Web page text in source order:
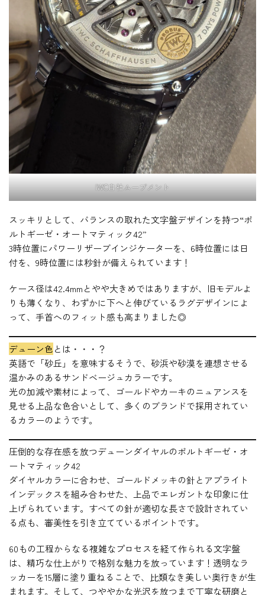
IWC自社ムーブメント
スッキリとして、バランスの取れた文字盤デザインを持つ“ポ
ルトギーゼ・オートマティック42”
3時位置にパワーリザーブインジケーターを、6時位置には日
付を、9時位置には秒針が備えられています！
ケース径は42.4mmとやや大きめではありますが、旧モデルよ
りも薄くなり、わずかに下へと伸びているラグデザインによ
って、手首へのフィット感も高まりました◎
デューン色とは・・・？
英語で「砂丘」を意味するそうで、砂浜や砂漠を連想させる
温かみのあるサンドベージュカラーです。
光の加減や素材によって、ゴールドやカーキのニュアンスを
見せる上品な色合いとして、多くのブランドで採用されてい
るカラーのようです。
圧倒的な存在感を放つデューンダイヤルのポルトギーゼ・オ
ートマティック42
ダイヤルカラーに合わせ、ゴールドメッキの針とアプライト
インデックスを組み合わせた、上品でエレガントな印象に仕
上げられています。すべての針が適切な長さで設計されてい
る点も、審美性を引き立てているポイントです。
60もの工程からなる複雑なプロセスを経て作られる文字盤
は、精巧な仕上がりで格別な魅力を放っています！透明なラ
ッカーを15層に塗り重ねることで、比類なき美しい奥行きが生
まれます。そして、つややかな光沢を放つまで丁寧な研磨と